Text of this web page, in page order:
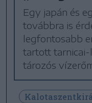
Egy japán és
továbbra is
legfontosabb
tartott
tározós